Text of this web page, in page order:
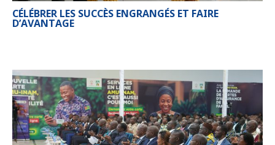
CÉLÉBRER LES SUCCÈS ENGRANGÉS ET FAIRE
D’AVANTAGE